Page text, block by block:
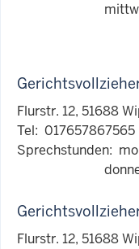
mittwochs:
Flurstr. 12, 51688
Tel: 017657867565
Sprechstunden:
Flurstr. 12, 51688